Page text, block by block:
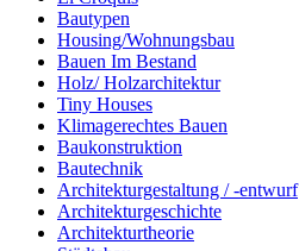
Bautypen
Housing/Wohnungsbau
Bauen Im Bestand
Holz/ Holzarchitektur
Tiny Houses
Klimagerechtes Bauen
Baukonstruktion
Bautechnik
Architekturgestaltung / -entwurf
Architekturgeschichte
Architekturtheorie